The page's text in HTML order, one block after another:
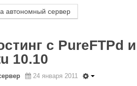
автономный сервер
с PureFTPd и
10.10
24 января 2011